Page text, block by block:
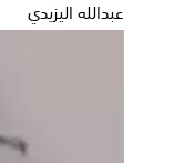
عبدالله اليزيدي